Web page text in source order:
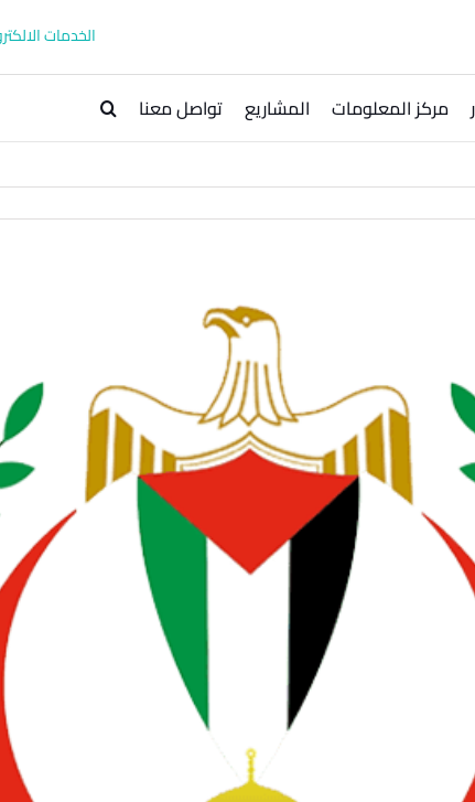
الخدمات
مركز المعلومات المشاريع تواصل معنا